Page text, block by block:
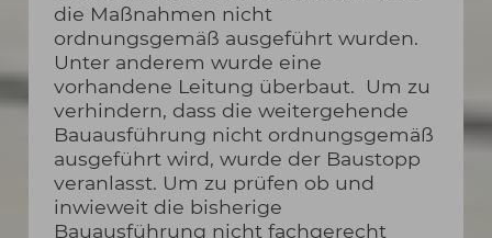
die Maßnahmen nicht
ordnungsgemäß ausgeführt wurden.
Unter anderem wurde eine
vorhandene Leitung überbaut. Um zu
verhindern, dass die weitergehende
Bauausführung nicht ordnungsgemäß
ausgeführt wird, wurde der Baustopp
veranlasst. Um zu prüfen ob und
inwieweit die bisherige
Bauausführung nicht fachgerecht